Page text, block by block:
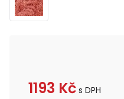
1193 Kč s DPH